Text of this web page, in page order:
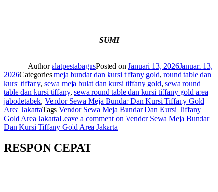
SUMI
AuthoralatpestabagusPosted on Januari 13, 2026Januari 13,
2026Categories meja bundar dan kursi tiffany gold, round table dan
kursi tiffany, sewa meja bulat dan kursi tiffany gold, sewa round
table dan kursi tiffany, sewa round table dan kursi tiffany gold area
jabodetabek, Vendor Sewa Meja Bundar Dan Kursi Tiffany Gold
Area JakartaTags Vendor Sewa Meja Bundar Dan Kursi Tiffany
Gold Area JakartaLeave a commenton Vendor Sewa Meja Bundar
Dan Kursi Tiffany Gold Area Jakarta
RESPON CEPAT